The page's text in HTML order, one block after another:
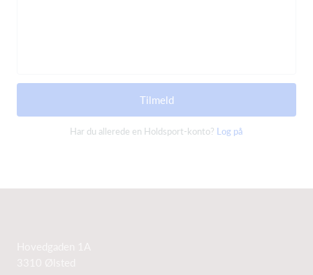
Tilmeld
Har du allerede en Holdsport-konto? Log på